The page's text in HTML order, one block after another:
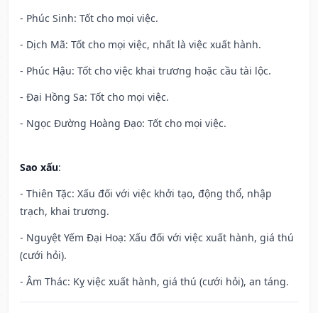
- Phúc Sinh: Tốt cho mọi việc.
- Dịch Mã: Tốt cho mọi việc, nhất là việc xuất hành.
- Phúc Hậu: Tốt cho việc khai trương hoặc cầu tài lộc.
- Đại Hồng Sa: Tốt cho mọi việc.
- Ngọc Đường Hoàng Đạo: Tốt cho mọi việc.
Sao xấu:
- Thiên Tặc: Xấu đối với việc khởi tạo, động thổ, nhập
trạch, khai trương.
- Nguyệt Yếm Đại Hoạ: Xấu đối với việc xuất hành, giá thú
(cưới hỏi).
- Âm Thác: Kỵ việc xuất hành, giá thú (cưới hỏi), an táng.